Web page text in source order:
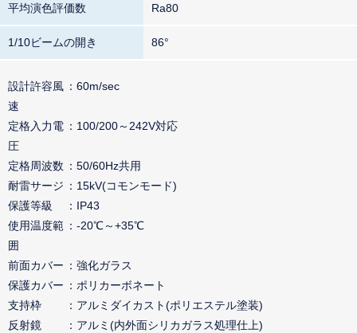
平均演色評価数 Ra80
1/10ビームの開き 86°
設計許容風
速
60m/sec
定格入力電
圧
100/200～242V対応
定格周波数
50/60Hz共用
耐雷サージ
15kV(コモンモード)
保護等級
IP43
使用温度範
囲
-20℃～+35℃
前面カバー
強化ガラス
保護カバー
ポリカーボネート
支持枠
アルミダイカスト(ポリエステル塗装)
反射鏡
アルミ(内外面シリカガラス処理仕上)